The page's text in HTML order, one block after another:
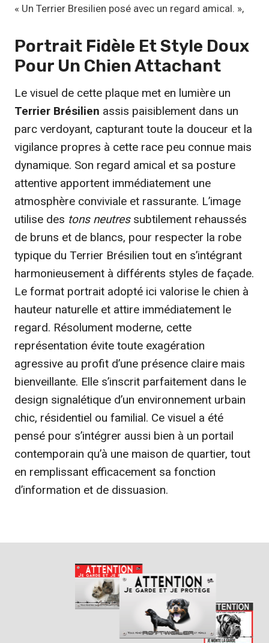
,
€
« Un Terrier Bresilien posé avec un regard amical. »,
Portrait Fidèle Et Style Doux
Pour Un Chien Attachant
Le visuel de cette plaque met en lumière un
Terrier Brésilien assis paisiblement dans un
parc verdoyant, capturant toute la douceur et la
vigilance propres à cette race peu connue mais
dynamique. Son regard amical et sa posture
attentive apportent immédiatement une
atmosphère conviviale et rassurante. L’image
utilise des tons neutressubtilement rehaussés
de bruns et de blancs, pour respecter la robe
typique du Terrier Brésilien tout en s’intégrant
harmonieusement à différents styles de façade.
Le format portrait adopté ici valorise le chien à
hauteur naturelle et attire immédiatement le
regard. Résolument moderne, cette
représentation évite toute exagération
agressive au profit d’une présence claire mais
bienveillante. Elle s’inscrit parfaitement dans le
design signalétique d’un environnement urbain
chic, résidentiel ou familial. Ce visuel a été
pensé pour s’intégrer aussi bien à un portail
contemporain qu’à une maison de quartier, tout
en remplissant efficacement sa fonction
d’information et de dissuasion.